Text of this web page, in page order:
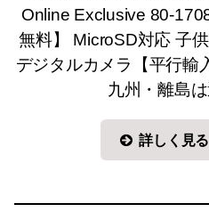
Online Exclusive 80-
無料】 MicroSD対応 子
デジタルカメラ【平行輸
九州・離島
詳しく見る